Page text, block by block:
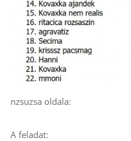
nzsuzsa oldala:
A feladat: